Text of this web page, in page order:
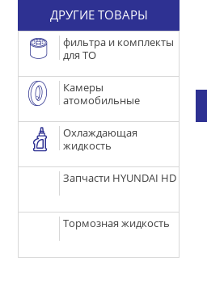
ДРУГИЕ ТОВАРЫ
фильтра и комплекты
для ТО
Камеры
атомобильные
Охлаждающая
жидкость
Запчасти HYUNDAI HD
Тормозная жидкость